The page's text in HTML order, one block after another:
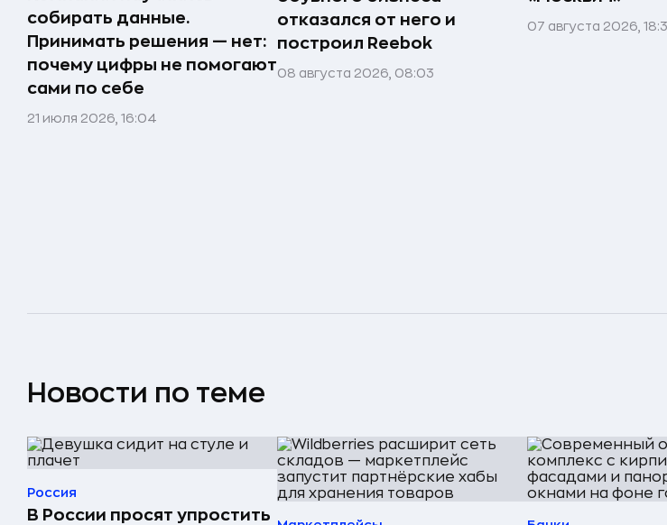
собирать данные.
Принимать решения — нет:
почему цифры не помогают
сами по себе
21 июля 2026, 16:04
отказался от него и
построил Reebok
08 августа 2026, 08:03
07 августа 2026,
Новости по теме
Россия
В России просят упростить